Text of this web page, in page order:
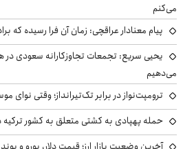
می‌کنم
پیام معنادار عراقچی: زمان آن فرا رسیده که
یحیی سریع: تجمعات تجاوزکارانه سعودی در
می‌دهیم
ترومپت‌نواز در برابر تک‌تیرانداز؛ وقتی
حمله پهپادی به کشتی متعلق به کشور ترکیه